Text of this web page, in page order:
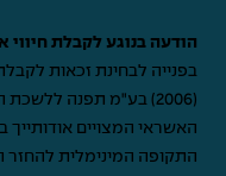
הודעה בנוגע לקבלת חיווי
בפנייה לבחינת זכאות
(2006) בע"מ תפנה
האשראי המצויים